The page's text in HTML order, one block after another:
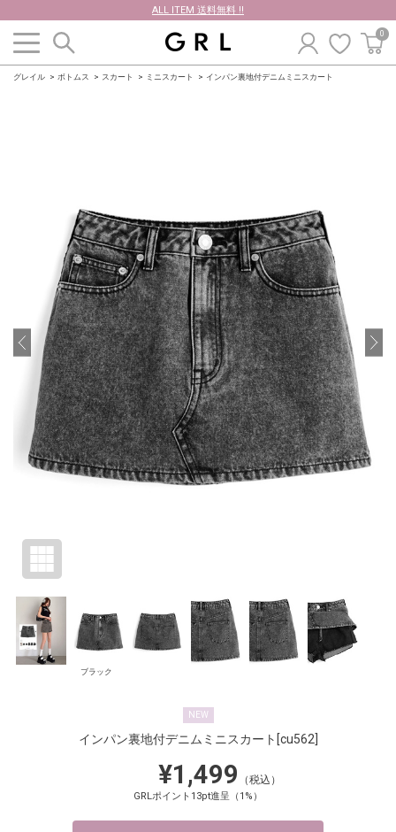
ALL ITEM 送料無料 !!
0
グレイル ボトムス スカート ミニスカート インパン裏地付デニムミニスカート
ブラック
NEW
インパン裏地付デニムミニスカート [cu562]
¥1,499 （税込）
GRLポイント13pt進呈（1%）